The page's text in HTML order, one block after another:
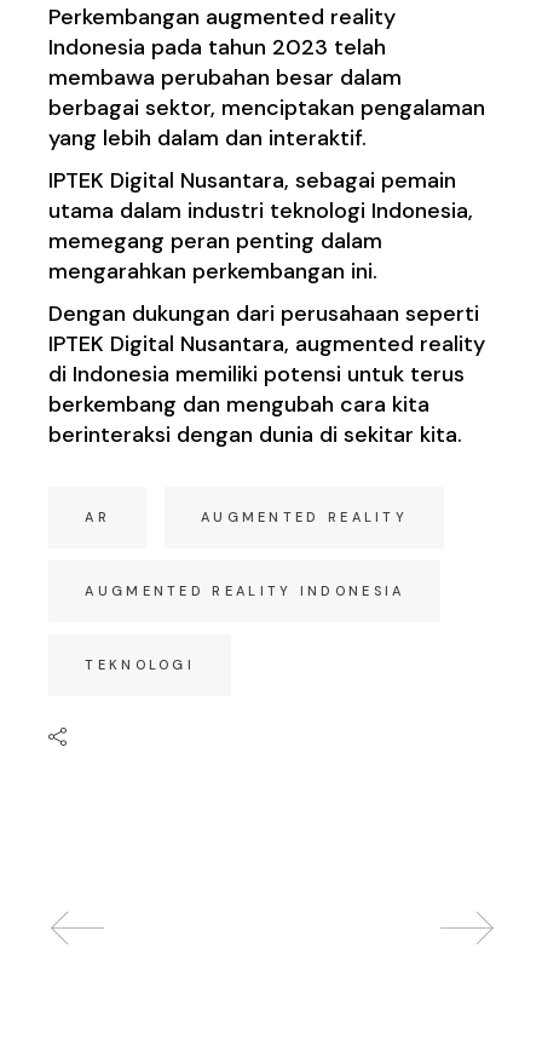
Perkembangan augmented reality
Indonesia pada tahun 2023 telah
membawa perubahan besar dalam
berbagai sektor, menciptakan pengalaman
yang lebih dalam dan interaktif.
IPTEK Digital Nusantara, sebagai pemain
utama dalam industri teknologi Indonesia,
memegang peran penting dalam
mengarahkan perkembangan ini.
Dengan dukungan dari perusahaan seperti
IPTEK Digital Nusantara, augmented reality
di Indonesia memiliki potensi untuk terus
berkembang dan mengubah cara kita
berinteraksi dengan dunia di sekitar kita.
AR AUGMENTED REALITY
AUGMENTED REALITY INDONESIA
TEKNOLOGI